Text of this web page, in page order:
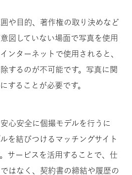
や目的、著作権の取り決めなど
図していない場面で写真を使用
ンターネットで使用されると、
するのが不可能です。写真に関
することが必要です。
心安全に個撮モデルを行うに
を結びつけるマッチングサイト
サービスを活用することで、仕
はなく、契約書の締結や履歴の